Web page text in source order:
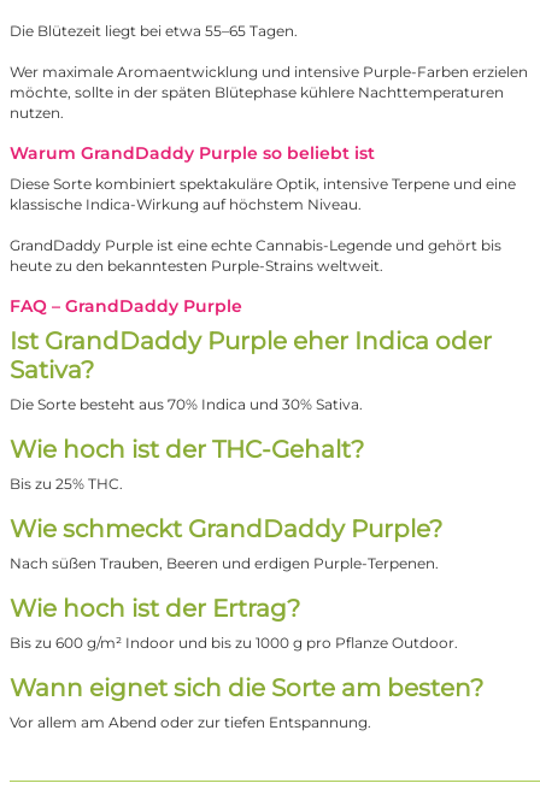
Die Blütezeit liegt bei etwa 55–65 Tagen.
Wer maximale Aromaentwicklung und intensive Purple-Farben erzielen
möchte, sollte in der späten Blütephase kühlere Nachttemperaturen
nutzen.
Warum GrandDaddy Purple so beliebt ist
Diese Sorte kombiniert spektakuläre Optik, intensive Terpene und eine
klassische Indica-Wirkung auf höchstem Niveau.
GrandDaddy Purple ist eine echte Cannabis-Legende und gehört bis
heute zu den bekanntesten Purple-Strains weltweit.
FAQ – GrandDaddy Purple
Ist GrandDaddy Purple eher Indica oder
Sativa?
Die Sorte besteht aus 70% Indica und 30% Sativa.
Wie hoch ist der THC-Gehalt?
Bis zu 25% THC.
Wie schmeckt GrandDaddy Purple?
Nach süßen Trauben, Beeren und erdigen Purple-Terpenen.
Wie hoch ist der Ertrag?
Bis zu 600 g/m² Indoor und bis zu 1000 g pro Pflanze Outdoor.
Wann eignet sich die Sorte am besten?
Vor allem am Abend oder zur tiefen Entspannung.